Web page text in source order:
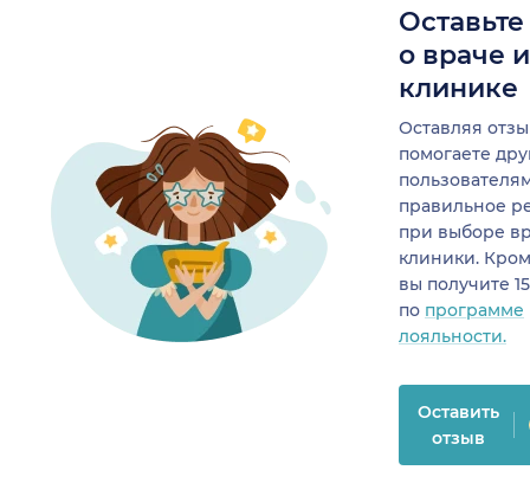
о враче
клинике
Оставляя
помогаете
правильное
при выборе
клиники.
вы получите
по программе
лояльности.
Оставить
отзыв